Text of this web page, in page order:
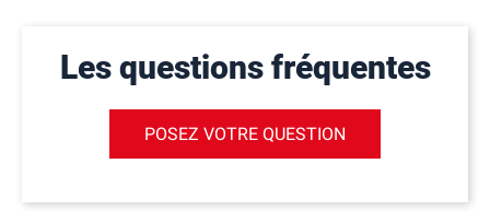
Les questions fréquentes
POSEZ VOTRE QUESTION